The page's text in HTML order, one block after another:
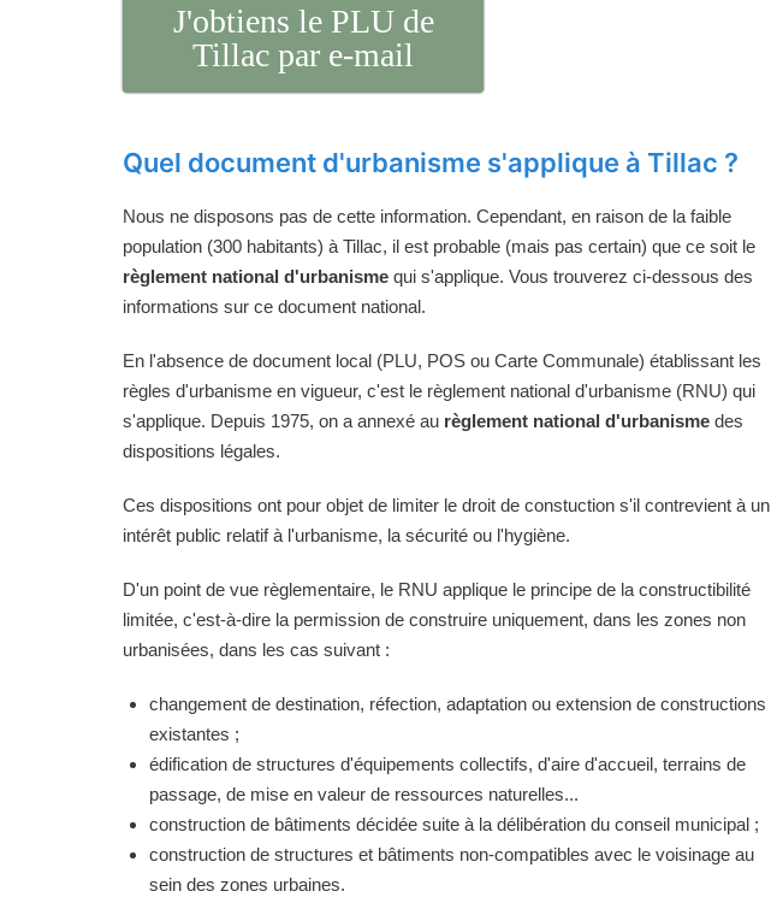
J'obtiens le PLU de
Tillac par e-mail
Quel document d'urbanisme s'applique à Tillac ?
Nous ne disposons pas de cette information. Cependant, en raison de la faible
population (300 habitants) à Tillac, il est probable (mais pas certain) que ce soit le
règlement national d'urbanisme qui s'applique. Vous trouverez ci-dessous des
informations sur ce document national.
En l'absence de document local (PLU, POS ou Carte Communale) établissant les
règles d'urbanisme en vigueur, c'est le règlement national d'urbanisme (RNU) qui
s'applique. Depuis 1975, on a annexé au règlement national d'urbanisme des
dispositions légales.
Ces dispositions ont pour objet de limiter le droit de constuction s'il contrevient à un
intérêt public relatif à l'urbanisme, la sécurité ou l'hygiène.
D'un point de vue règlementaire, le RNU applique le principe de la constructibilité
limitée, c'est-à-dire la permission de construire uniquement, dans les zones non
urbanisées, dans les cas suivant :
changement de destination, réfection, adaptation ou extension de constructions
existantes ;
édification de structures d'équipements collectifs, d'aire d'accueil, terrains de
passage, de mise en valeur de ressources naturelles...
construction de bâtiments décidée suite à la délibération du conseil municipal ;
construction de structures et bâtiments non-compatibles avec le voisinage au
sein des zones urbaines.